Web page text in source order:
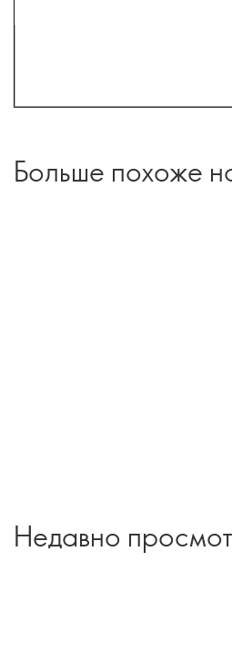
Больше похоже
Недавно